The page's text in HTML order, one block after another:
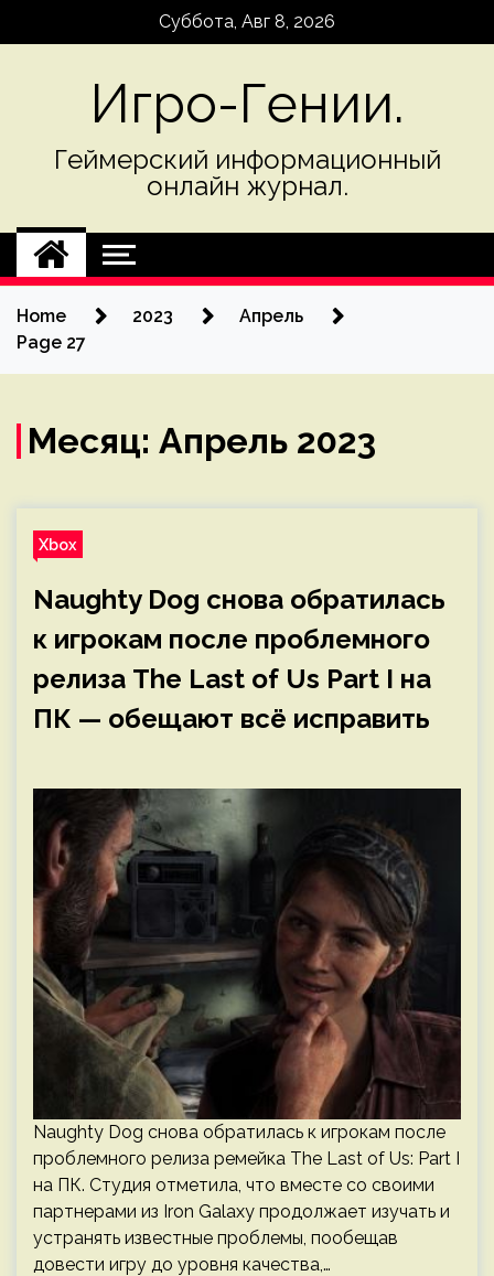
Суббота, Авг 8, 2026
Игро-Гении.
Геймерский информационный
онлайн журнал.
Home 2023
Апрель
Page 27
Месяц: Апрель 2023
Xbox
Naughty Dog снова обратилась
к игрокам после проблемного
релиза The Last of Us Part I на
ПК — обещают всё исправить
Naughty Dog снова обратилась к игрокам после
проблемного релиза ремейка The Last of Us: Part I
на ПК. Студия отметила, что вместе со своими
партнерами из Iron Galaxy продолжает изучать и
устранять известные проблемы, пообещав
довести игру до уровня качества,…